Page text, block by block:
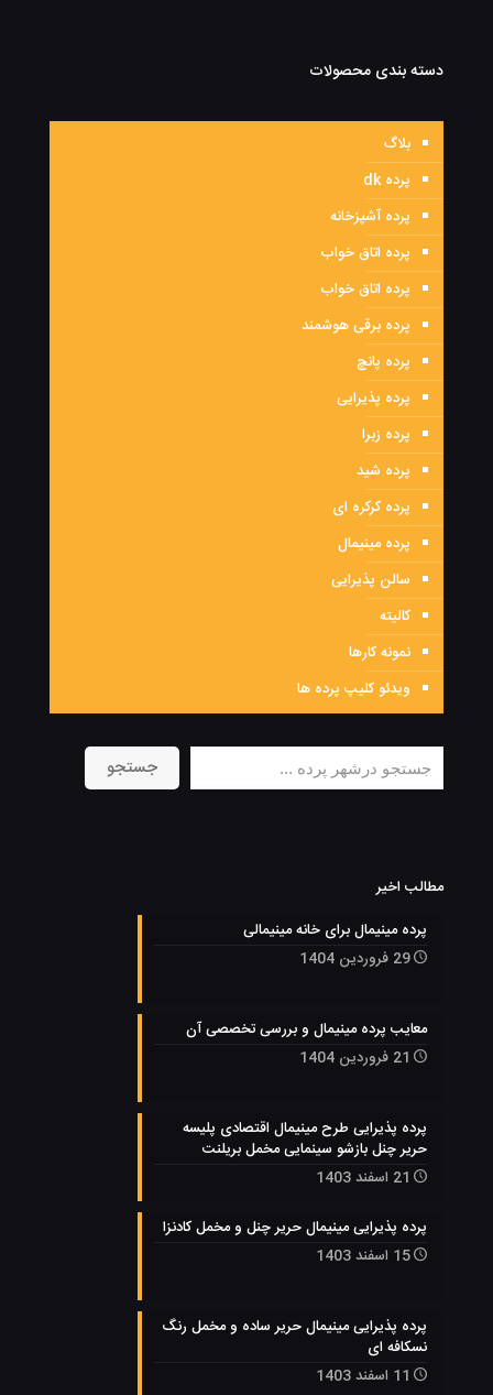
دسته بندی محصولات
بلاگ
پرده dk
پرده آشپزخانه
پرده اتاق خواب
پرده اتاق خواب
پرده برقی هوشمند
پرده پانچ
پرده پذیرایی
پرده زبرا
پرده شید
پرده کرکره ای
پرده مینیمال
سالن پذیرایی
کالیته
نمونه کارها
ویدئو کلیپ پرده ها
جستجو جستجو
مطالب اخیر
پرده مینیمال برای خانه مینیمالی
29 فروردین 1404
معایب پرده مینیمال و بررسی تخصصی آن
21 فروردین 1404
پرده پذیرایی طرح مینیمال اقتصادی پلیسه
حریر چنل بازشو سینمایی مخمل بریلنت
21 اسفند 1403
پرده پذیرایی مینیمال حریر چنل و مخمل کادنزا
15 اسفند 1403
پرده پذیرایی مینیمال حریر ساده و مخمل رنگ
نسکافه ای
11 اسفند 1403